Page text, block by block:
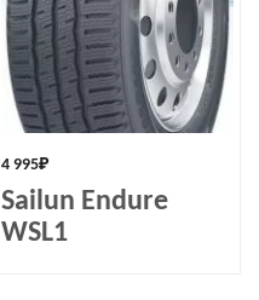
4 995₽
Sailun Endure
WSL1